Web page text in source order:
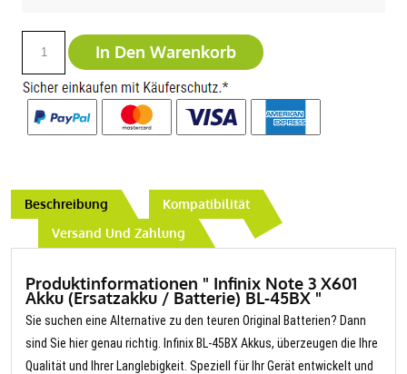
In Den Warenkorb
Beschreibung
Kompatibilität
Versand Und Zahlung
Produktinformationen " Infinix Note 3 X601
Akku (Ersatzakku / Batterie) BL-45BX "
Sie suchen eine Alternative zu den teuren Original Batterien? Dann
sind Sie hier genau richtig. Infinix BL-45BX Akkus, überzeugen die Ihre
Qualität und Ihrer Langlebigkeit. Speziell für Ihr Gerät entwickelt und